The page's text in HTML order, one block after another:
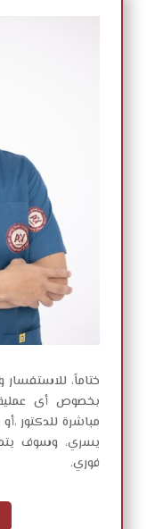
ختاماً،
بخصوص أى
مباشرة للدكتور
يسري، وسوف
فوري.